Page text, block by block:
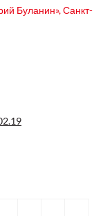
Буланин», Санкт-